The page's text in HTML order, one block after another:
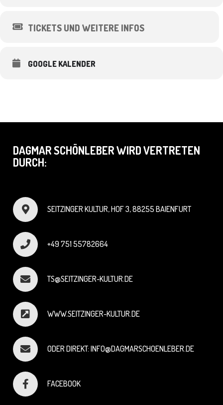
TICKETS UND WEITERE INFOS
GOOGLE KALENDER
DAGMAR SCHÖNLEBER WIRD VERTRETEN
DURCH:
SEITZINGER KULTUR, HOF 3, 88255 BAIENFURT
+49 751 55782664
TS@SEITZINGER-KULTUR.DE
WWW.SEITZINGER-KULTUR.DE
ODER DIREKT: INFO@DAGMARSCHOENLEBER.DE
FACEBOOK